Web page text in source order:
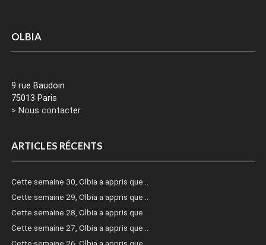
OLBIA
9 rue Baudoin
75013 Paris
> Nous contacter
ARTICLES RÉCENTS
Cette semaine 30, Olbia a appris que…
Cette semaine 29, Olbia a appris que…
Cette semaine 28, Olbia a appris que…
Cette semaine 27, Olbia a appris que…